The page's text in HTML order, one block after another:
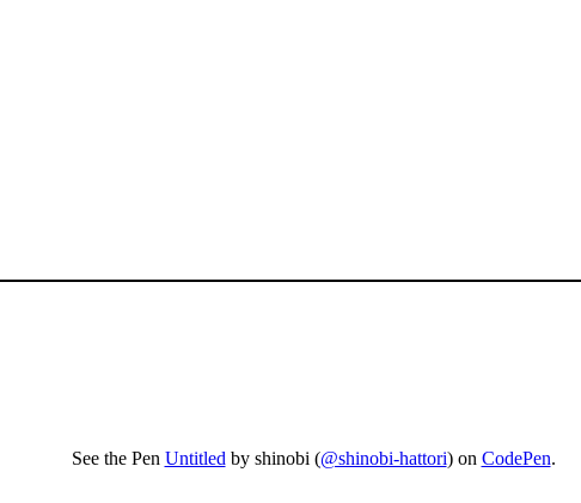
See the Pen Untitledby shinobi (@shinobi-hattori) on CodePen.